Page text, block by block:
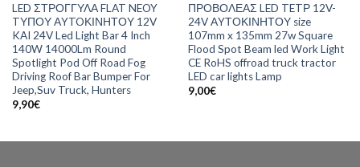
LED ΣΤΡΟΓΓΥΛΑ FLAT NEOY
TΥΠΟΥ ΑYTOΚΙΝΗΤΟΥ 12V
KAI 24V Led Light Bar 4 Inch
140W 14000Lm Round
Spotlight Pod Off Road Fog
Driving Roof Bar Bumper For
Jeep,Suv Truck, Hunters
9,90€
ΠΡΟΒΟΛΕΑΣ LED TETΡ 12V-
24V ΑYΤΟΚΙΝΗΤΟΥ size
107mm x 135mm 27w Square
Flood Spot Beam led Work Light
CE RoHS offroad truck tractor
LED car lights Lamp
9,00€